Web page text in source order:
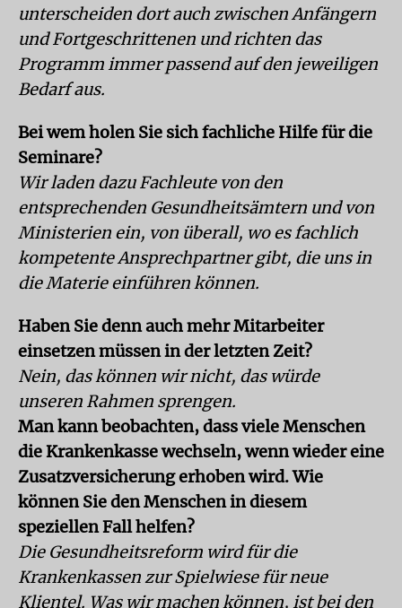
unterscheiden dort auch zwischen Anfängern
und Fortgeschrittenen und richten das
Programm immer passend auf den jeweiligen
Bedarf aus.
Bei wem holen Sie sich fachliche Hilfe für die
Seminare?
Wir laden dazu Fachleute von den
entsprechenden Gesundheitsämtern und von
Ministerien ein, von überall, wo es fachlich
kompetente Ansprechpartner gibt, die uns in
die Materie einführen können.
Haben Sie denn auch mehr Mitarbeiter
einsetzen müssen in der letzten Zeit?
Nein, das können wir nicht, das würde
unseren Rahmen sprengen.
Man kann beobachten, dass viele Menschen
die Krankenkasse wechseln, wenn wieder eine
Zusatzversicherung erhoben wird. Wie
können Sie den Menschen in diesem
speziellen Fall helfen?
Die Gesundheitsreform wird für die
Krankenkassen zur Spielwiese für neue
Klientel. Was wir machen können, ist bei den